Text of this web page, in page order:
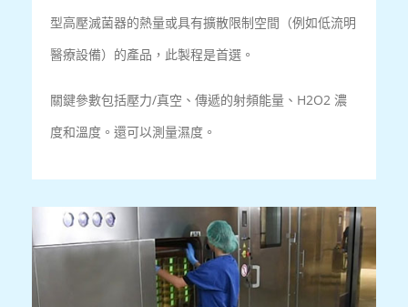
型高壓滅菌器的熱量或具有擴散限制空間（例如低流明
醫療設備）的產品，此製程是首選。
關鍵參數包括壓力/真空、傳遞的射頻能量、H2O2 濃
度和溫度。還可以測量濕度。